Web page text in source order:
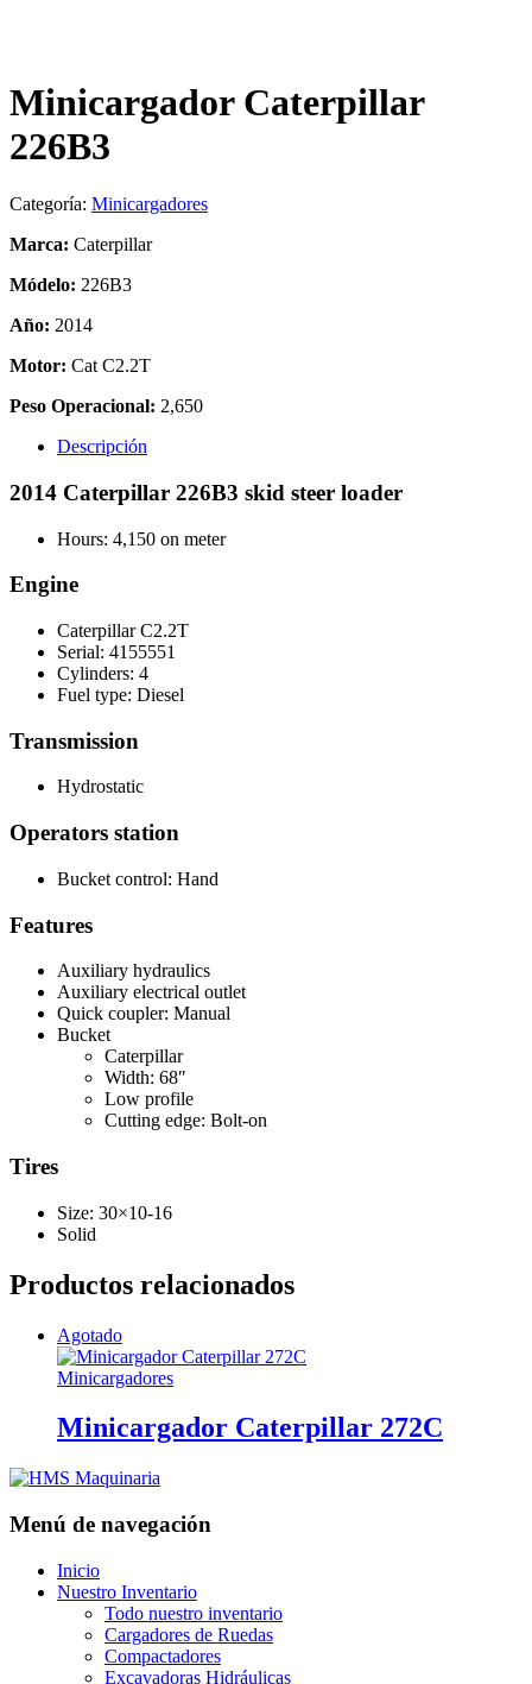
Minicargador Caterpillar
226B3
Categoría: Minicargadores
Marca: Caterpillar
Módelo: 226B3
Año: 2014
Motor: Cat C2.2T
Peso Operacional: 2,650
Descripción
2014 Caterpillar 226B3 skid steer loader
Hours: 4,150 on meter
Engine
Caterpillar C2.2T
Serial: 4155551
Cylinders: 4
Fuel type: Diesel
Transmission
Hydrostatic
Operators station
Bucket control: Hand
Features
Auxiliary hydraulics
Auxiliary electrical outlet
Quick coupler: Manual
Bucket
Caterpillar
Width: 68″
Low profile
Cutting edge: Bolt-on
Tires
Size: 30×10-16
Solid
Productos relacionados
Agotado
Minicargadores
Minicargador Caterpillar 272C
Menú de navegación
Inicio
Nuestro Inventario
Todo nuestro inventario
Cargadores de Ruedas
Compactadores
Excavadoras Hidráulicas